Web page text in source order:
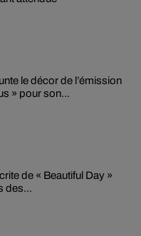
le décor de l’émission
» pour son...
de « Beautiful Day »
des...